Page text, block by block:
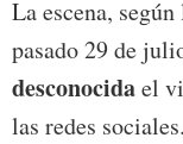
La escena,
pasado 29 de
desconocidael
las redes sociales.